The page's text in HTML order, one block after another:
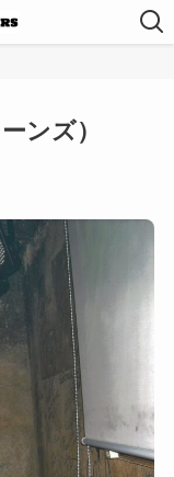
ンズ）